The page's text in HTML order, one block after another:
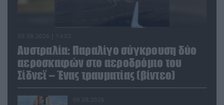
Αυστραλία: Παραλίγο σύγκρουση δύο
αεροσκαφών στο αεροδρόμιο του
Σίδνεϊ – Ένας τραυματίας (βίντεο)